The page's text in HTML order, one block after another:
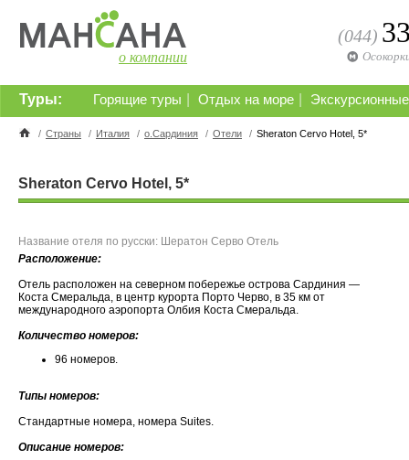
о компании
(044)
Горящие туры Отдых на море
Туры:
/ Страны / Италия / о.Сардиния / Отели / Sheraton Cervo Hotel, 5*
Sheraton Cervo Hotel, 5*
Название отеля по русски: Шератон Серво Отель
Расположение:
Отель расположен на северном побережье острова Сардиния —
Коста Смеральда, в центр курорта Порто Черво, в 35 км от
международного аэропорта Олбия Коста Смеральда.
Количество номеров:
96 номеров.
Типы номеров:
Стандартные номера, номера Suites.
Описание номеров: